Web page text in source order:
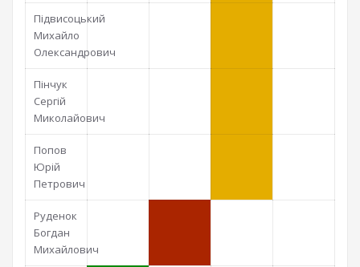
Підвисоцький
Михайло
Олександрович
Пінчук
Сергій
Миколайович
Попов
Юрій
Петрович
Руденок
Богдан
Михайлович